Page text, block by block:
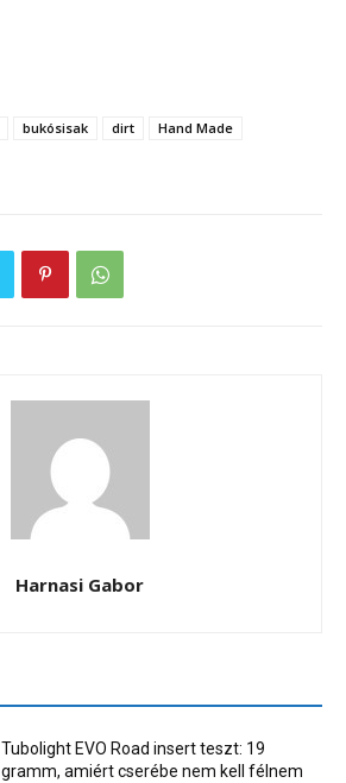
bukósisak dirt
Hand Made
Harnasi Gabor
Tubolight EVO Road insert teszt: 19
gramm, amiért cserébe nem kell félnem